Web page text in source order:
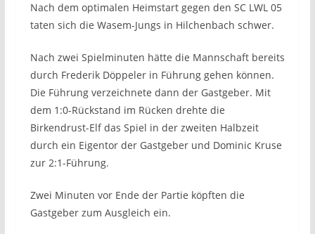
Nach dem optimalen Heimstart gegen den SC LWL 05
taten sich die Wasem-Jungs in Hilchenbach schwer.
Nach zwei Spielminuten hätte die Mannschaft bereits
durch Frederik Döppeler in Führung gehen können.
Die Führung verzeichnete dann der Gastgeber. Mit
dem 1:0-Rückstand im Rücken drehte die
Birkendrust-Elf das Spiel in der zweiten Halbzeit
durch ein Eigentor der Gastgeber und Dominic Kruse
zur 2:1-Führung.
Zwei Minuten vor Ende der Partie köpften die
Gastgeber zum Ausgleich ein.